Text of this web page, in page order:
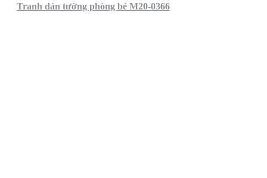
Tranh dán tường phòng bé M20-0366